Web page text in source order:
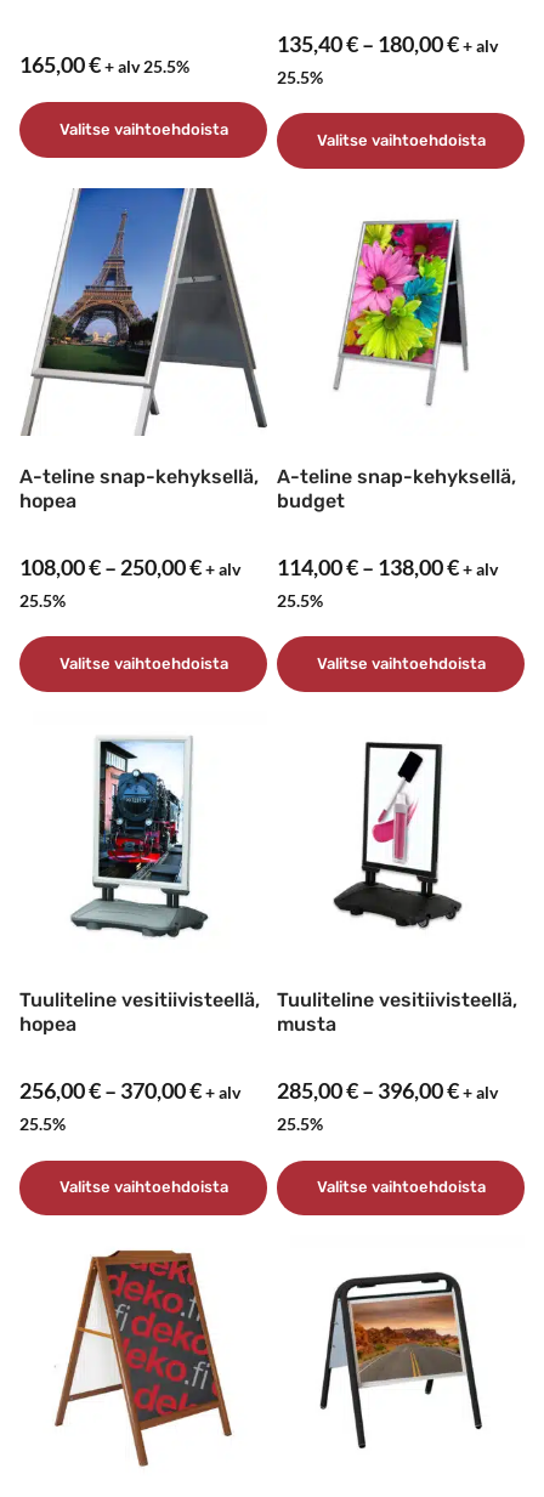
165,00€+ alv 25.5%
Valitse vaihtoehdoista
tuotteella
useampi
muunnelma.
Voit
tehdä
valinnat
tuotteen
135,40€– 180,00€
180,00 €
+ alv
25.5%
Valitse vaihtoehdoista
tuotteella
muunnelma.
sivulla.
A-teline snap-kehyksellä,
hopea
108,00€– 250,00€Hintaluokka:
108,00 €
250,00 €
+ alv
25.5%
Valitse vaihtoehdoista
tuotteella
muunnelma.
valinnat
sivulla.
A-teline snap-kehyksellä,
budget
114,00€– 138,00€
138,00 €
+ alv
25.5%
Valitse vaihtoehdoista
muunnelma.
sivulla.
Tuuliteline vesitiivisteellä,
hopea
256,00€– 370,00€Hintaluokka:
256,00 €
370,00 €
+ alv
25.5%
Valitse vaihtoehdoista
tuotteella
useampi
muunnelma.
tehdä
Tuuliteline vesitiivisteellä,
musta
285,00€– 396,00€
396,00 €
+ alv
25.5%
Valitse vaihtoehdoista
useampi
muunnelma.